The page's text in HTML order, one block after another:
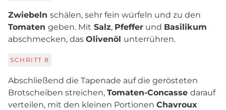
Zwiebeln schälen, sehr fein würfeln und zu den
Tomaten geben. Mit Salz, Pfeffer und Basilikum
abschmecken, das Olivenöl unterrühren.
SCHRITT 8
Abschließend die Tapenade auf die gerösteten
Brotscheiben streichen, Tomaten-Concasse darauf
verteilen, mit den kleinen Portionen Chavroux